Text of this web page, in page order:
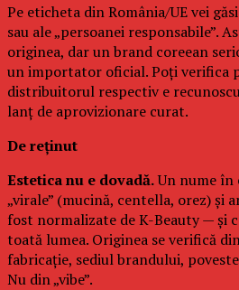
Pe eticheta din România/UE vei
sau ale „persoanei responsabile”.
originea, dar un brand coreean
un importator oficial. Poți verifica
distribuitorul respectiv e
lanț de aprovizionare curat.
De reținut
Estetica nu e dovadă.Un nume în
„virale” (mucină, centella, orez) și
fost normalizate de K-Beauty — și
toată lumea. Originea se verifică
fabricație, sediul brandului,
Nu din „vibe”.